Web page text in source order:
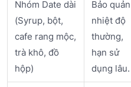
Nhóm Date dài
(Syrup, bột,
cafe rang mộc,
trà khô, đồ
hộp)
Bảo quản
nhiệt độ
thường,
hạn sử
dụng lâu.